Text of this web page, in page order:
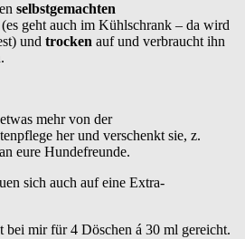
selbstgemachten
(es geht auch im Kühlschrank – da wird
und trocken auf und verbraucht ihn
mehr von der
her und verschenkt sie, z.
eure Hundefreunde.
sich auch auf eine Extra-
bei mir für 4 Döschen á 30 ml gereicht.